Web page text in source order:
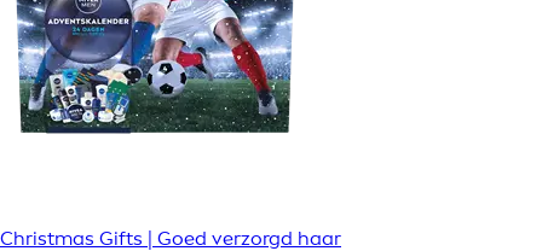
Christmas Gifts | Goed verzorgd haar